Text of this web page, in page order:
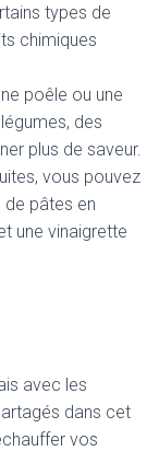
types de
chimiques
poêle ou une
des
plus de saveur.
vous pouvez
de pâtes en
une vinaigrette
avec les
dans cet
vos